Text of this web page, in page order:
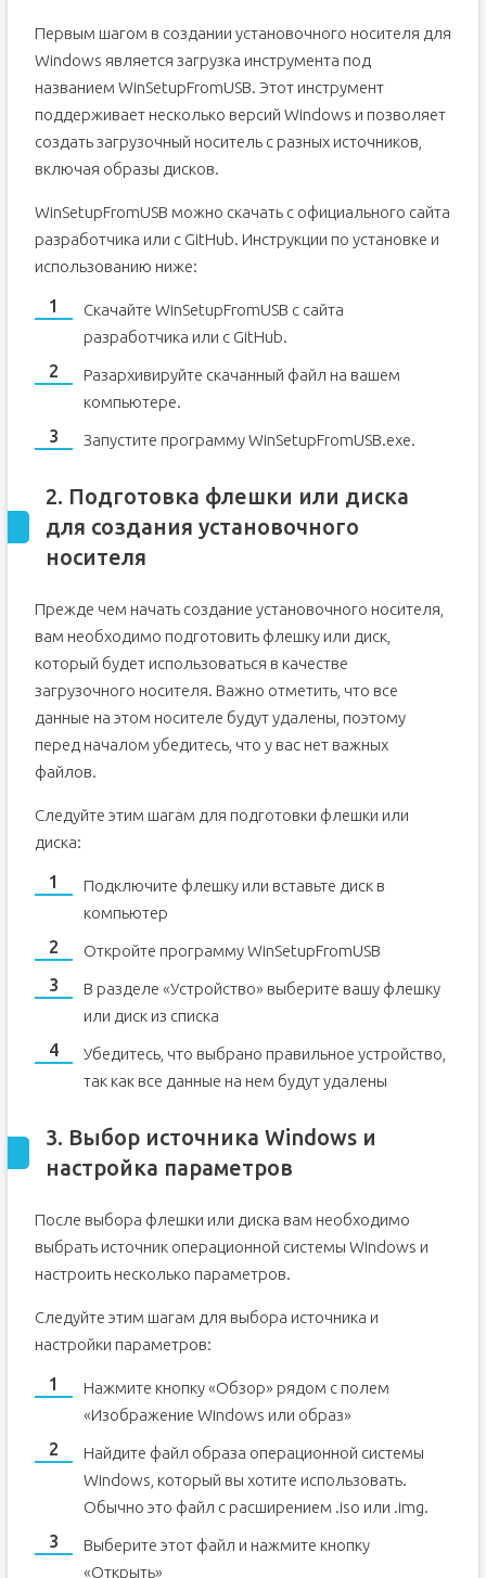
Первым шагом в создании установочного носителя для
Windows является загрузка инструмента под
названием WinSetupFromUSB. Этот инструмент
поддерживает несколько версий Windows и позволяет
создать загрузочный носитель с разных источников,
включая образы дисков.
WinSetupFromUSB можно скачать с официального сайта
разработчика или с GitHub. Инструкции по установке и
использованию ниже:
Скачайте WinSetupFromUSB с сайта
разработчика или с GitHub.
Разархивируйте скачанный файл на вашем
компьютере.
Запустите программу WinSetupFromUSB.exe.
2. Подготовка флешки или диска
для создания установочного
носителя
Прежде чем начать создание установочного носителя,
вам необходимо подготовить флешку или диск,
который будет использоваться в качестве
загрузочного носителя. Важно отметить, что все
данные на этом носителе будут удалены, поэтому
перед началом убедитесь, что у вас нет важных
файлов.
Следуйте этим шагам для подготовки флешки или
диска:
Подключите флешку или вставьте диск в
компьютер
Откройте программу WinSetupFromUSB
В разделе «Устройство» выберите вашу флешку
или диск из списка
Убедитесь, что выбрано правильное устройство,
так как все данные на нем будут удалены
3. Выбор источника Windows и
настройка параметров
После выбора флешки или диска вам необходимо
выбрать источник операционной системы Windows и
настроить несколько параметров.
Следуйте этим шагам для выбора источника и
настройки параметров:
Нажмите кнопку «Обзор» рядом с полем
«Изображение Windows или образ»
Найдите файл образа операционной системы
Windows, который вы хотите использовать.
Обычно это файл с расширением .iso или .img.
Выберите этот файл и нажмите кнопку
«Открыть»